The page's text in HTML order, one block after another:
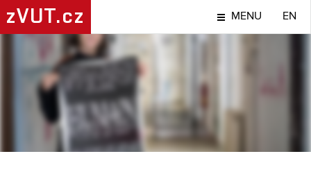
zVUT.cz MENU EN
TÉMA